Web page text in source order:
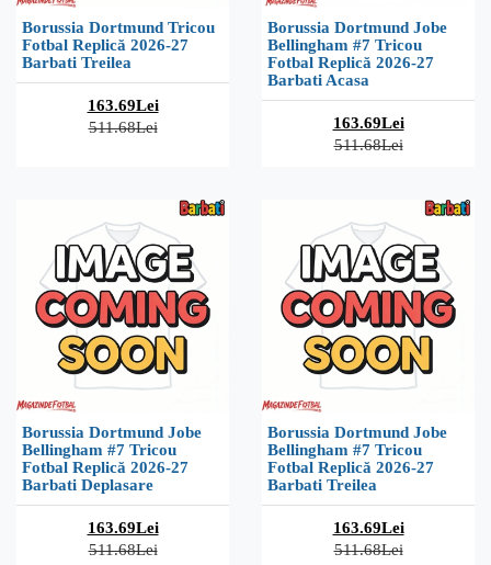
Borussia Dortmund Tricou
Fotbal Replică 2026-27
Barbati Treilea
163.69Lei
511.68Lei
Borussia Dortmund Jobe
Bellingham #7 Tricou
Fotbal Replică 2026-27
Barbati Acasa
163.69Lei
511.68Lei
Borussia Dortmund Jobe
Bellingham #7 Tricou
Fotbal Replică 2026-27
Barbati Deplasare
163.69Lei
511.68Lei
Borussia Dortmund Jobe
Bellingham #7 Tricou
Fotbal Replică 2026-27
Barbati Treilea
163.69Lei
511.68Lei